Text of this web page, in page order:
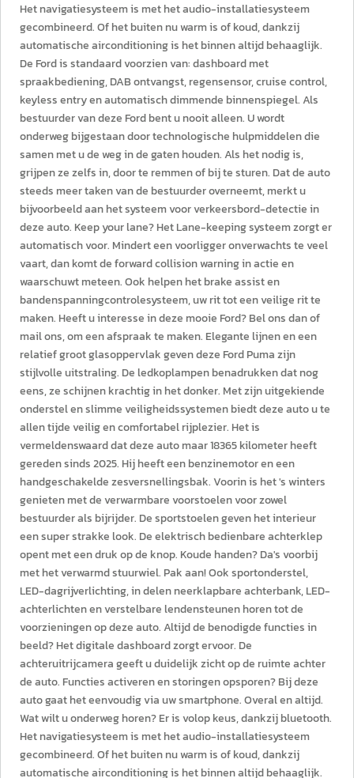
Het navigatiesysteem is met het audio-installatiesysteem
gecombineerd. Of het buiten nu warm is of koud, dankzij
automatische airconditioning is het binnen altijd behaaglijk.
De Ford is standaard voorzien van: dashboard met
spraakbediening, DAB ontvangst, regensensor, cruise control,
keyless entry en automatisch dimmende binnenspiegel. Als
bestuurder van deze Ford bent u nooit alleen. U wordt
onderweg bijgestaan door technologische hulpmiddelen die
samen met u de weg in de gaten houden. Als het nodig is,
grijpen ze zelfs in, door te remmen of bij te sturen. Dat de auto
steeds meer taken van de bestuurder overneemt, merkt u
bijvoorbeeld aan het systeem voor verkeersbord-detectie in
deze auto. Keep your lane? Het Lane-keeping systeem zorgt er
automatisch voor. Mindert een voorligger onverwachts te veel
vaart, dan komt de forward collision warning in actie en
waarschuwt meteen. Ook helpen het brake assist en
bandenspanningcontrolesysteem, uw rit tot een veilige rit te
maken. Heeft u interesse in deze mooie Ford? Bel ons dan of
mail ons, om een afspraak te maken. Elegante lijnen en een
relatief groot glasoppervlak geven deze Ford Puma zijn
stijlvolle uitstraling. De ledkoplampen benadrukken dat nog
eens, ze schijnen krachtig in het donker. Met zijn uitgekiende
onderstel en slimme veiligheidssystemen biedt deze auto u te
allen tijde veilig en comfortabel rijplezier. Het is
vermeldenswaard dat deze auto maar 18365 kilometer heeft
gereden sinds 2025. Hij heeft een benzinemotor en een
handgeschakelde zesversnellingsbak. Voorin is het 's winters
genieten met de verwarmbare voorstoelen voor zowel
bestuurder als bijrijder. De sportstoelen geven het interieur
een super strakke look. De elektrisch bedienbare achterklep
opent met een druk op de knop. Koude handen? Da's voorbij
met het verwarmd stuurwiel. Pak aan! Ook sportonderstel,
LED-dagrijverlichting, in delen neerklapbare achterbank, LED-
achterlichten en verstelbare lendensteunen horen tot de
voorzieningen op deze auto. Altijd de benodigde functies in
beeld? Het digitale dashboard zorgt ervoor. De
achteruitrijcamera geeft u duidelijk zicht op de ruimte achter
de auto. Functies activeren en storingen opsporen? Bij deze
auto gaat het eenvoudig via uw smartphone. Overal en altijd.
Wat wilt u onderweg horen? Er is volop keus, dankzij bluetooth.
Het navigatiesysteem is met het audio-installatiesysteem
gecombineerd. Of het buiten nu warm is of koud, dankzij
automatische airconditioning is het binnen altijd behaaglijk.